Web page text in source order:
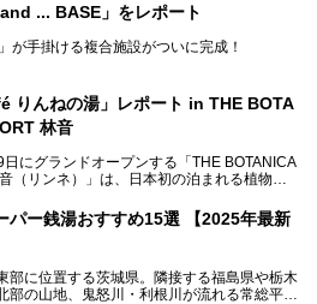
... BASE」をレポート
が手掛ける複合施設がついに完成！
波公園に2026年4月23日（木）待望のオー
。
オープンに先駆けプレス向けに行われた体験
きました！
りんねの湯」レポート in THE BOTA
林音
にグランドオープンする「THE BOTANICA
（リンネ）」は、日本初の泊まれる植物
す。その中でも注目されているのが「おふろ
」。内覧会に参加して、ひと足お先に体験
パー銭湯おすすめ15選 【2025年最新
部に位置する茨城県。隣接する福島県や栃木
部の山地、鬼怒川・利根川が流れる常総平野